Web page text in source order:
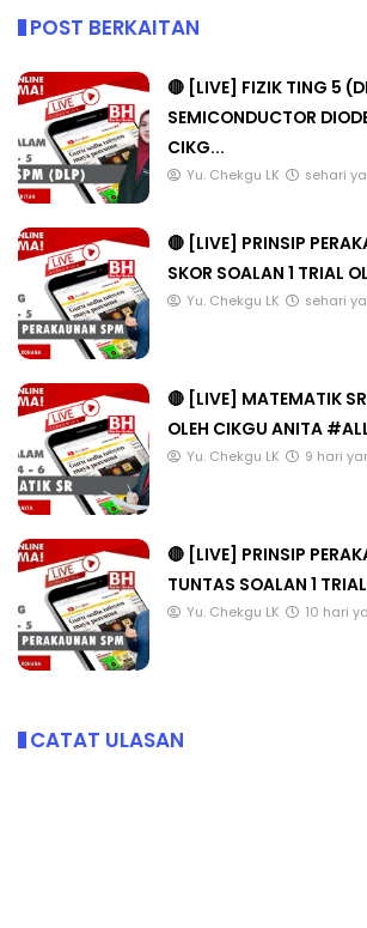
POST BERKAITAN
🔴 [LIVE] FIZIK TING 5
SEMICONDUCTOR
CIKG...
Yu. Chekgu LK sehari
🔴 [LIVE] PRINSIP
SKOR SOALAN 1 TRIAL
Yu. Chekgu LK sehari
🔴 [LIVE] MATEMATIK
OLEH CIKGU ANITA
Yu. Chekgu LK 9 hari
🔴 [LIVE] PRINSIP
TUNTAS SOALAN 1
Yu. Chekgu LK 10 hari
CATAT ULASAN